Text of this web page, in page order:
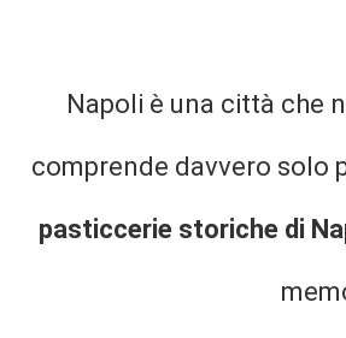
Napoli è una città che
comprende davvero solo
pasticcerie storiche di